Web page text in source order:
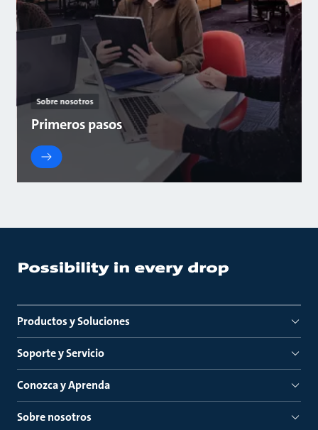
Sobre nosotros
Primeros pasos
Productos y Soluciones
Soporte y Servicio
Conozca y Aprenda
Sobre nosotros